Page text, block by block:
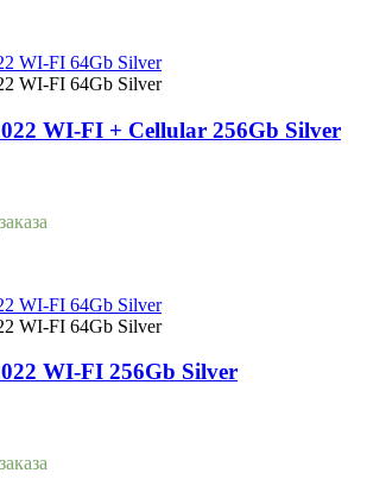
WI-FI + Cellular 256Gb Silver
WI-FI 256Gb Silver